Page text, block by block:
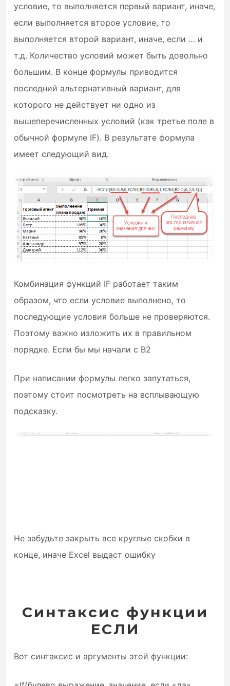
условие, то выполняется первый вариант, иначе,
если выполняется второе условие, то
выполняется второй вариант, иначе, если … и
т.д. Количество условий может быть довольно
большим. В конце формулы приводится
последний альтернативный вариант, для
которого не действует ни одно из
вышеперечисленных условий (как третье поле в
обычной формуле IF). В результате формула
имеет следующий вид.
Комбинация функций IF работает таким
образом, что если условие выполнено, то
последующие условия больше не проверяются.
Поэтому важно изложить их в правильном
порядке. Если бы мы начали с B2
При написании формулы легко запутаться,
поэтому стоит посмотреть на всплывающую
подсказку.
Не забудьте закрыть все круглые скобки в
конце, иначе Excel выдаст ошибку
Синтаксис функции
ЕСЛИ
Вот синтаксис и аргументы этой функции: